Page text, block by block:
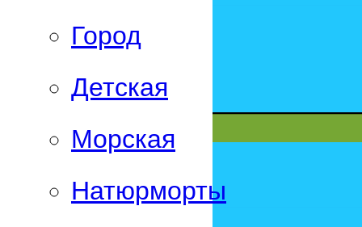
Город
Детская
Морская
Натюрморты